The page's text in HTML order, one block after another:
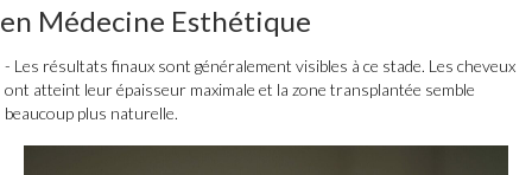
en Médecine Esthétique
Les résultats finaux sont généralement visibles à ce stade. Les cheveux
ont atteint leur épaisseur maximale et la zone transplantée semble
beaucoup plus naturelle.